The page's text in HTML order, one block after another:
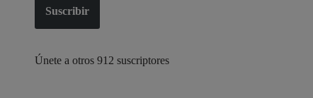
Suscribir
Únete a otros 912 suscriptores